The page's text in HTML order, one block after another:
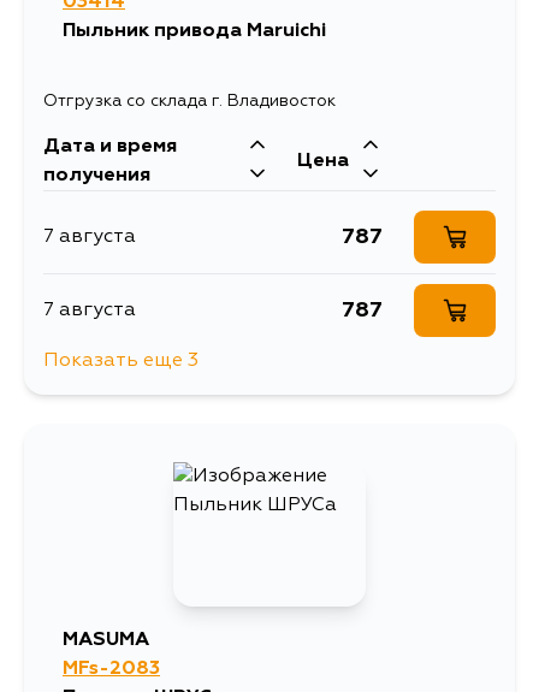
12 августа
15 августа 2002
29 августа 1871
1 сентября 1871
Пыльник привода Maruichi
Отгрузка со склада г. Владивосток
Дата и время
получения
Цена
7 августа 787
7 августа 787
Показать еще 3
MASUMA
MFs-2083